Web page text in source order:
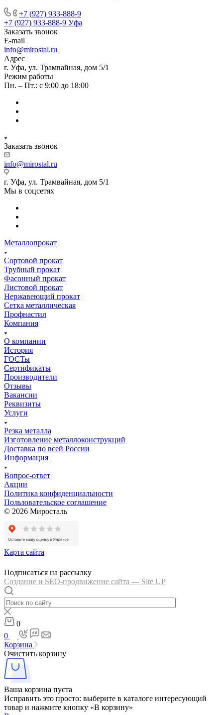
+7 (927) 933-888-9
+7 (927) 933-888-9 Уфа
Заказать звонок
E-mail
info@mirostal.ru
Адрес
г. Уфа, ул. Трамвайная, дом 5/1
Режим работы
Пн. – Пт.: с 9:00 до 18:00
Заказать звонок
info@mirostal.ru
г. Уфа, ул. Трамвайная, дом 5/1
Мы в соцсетях
Металлопрокат
Сортовой прокат
Трубный прокат
Фасонный прокат
Листовой прокат
Нержавеющий прокат
Сетка металлическая
Профнастил
Компания
О компании
История
ГОСТы
Сертификаты
Производители
Отзывы
Вакансии
Реквизиты
Услуги
Резка металла
Изготовление металлоконструкций
Доставка по всей России
Информация
Вопрос-ответ
Акции
Политика конфиденциальности
Пользовательское соглашение
© 2026 Миросталь
Карта сайта
Подписаться на рассылку
Создание и SEO-продвижение сайта — Site UP
0
0
Корзина
Очистить корзину
Ваша корзина пуста
Исправить это просто: выберите в каталоге интересующий
товар и нажмите кнопку «В корзину»